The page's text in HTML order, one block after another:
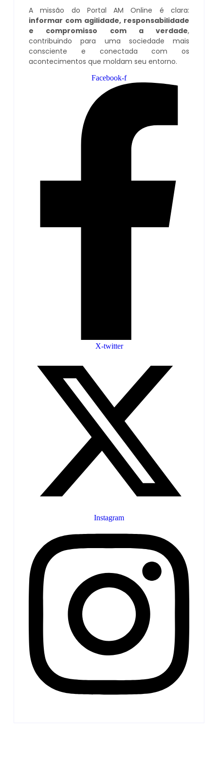
A missão do Portal AM Online é clara:
informar com agilidade, responsabilidade
e compromisso com a verdade,
contribuindo para uma sociedade mais
consciente e conectada com os
acontecimentos que moldam seu entorno.
Facebook-f
X-twitter
Instagram